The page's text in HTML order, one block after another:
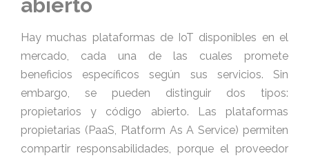
abierto
Hay muchas plataformas de IoT disponibles en el
mercado, cada una de las cuales promete
beneficios específicos según sus servicios. Sin
embargo, se pueden distinguir dos tipos:
propietarios y código abierto. Las plataformas
propietarias (PaaS, Platform As A Service) permiten
compartir responsabilidades, porque el proveedor